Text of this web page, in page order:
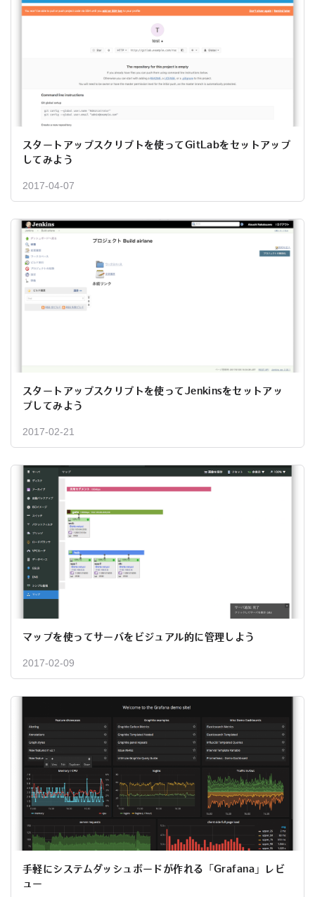
スタートアップスクリプトを使ってGitLabをセットアップ
してみよう
2017-04-07
スタートアップスクリプトを使ってJenkinsをセットアッ
プしてみよう
2017-02-21
マップを使ってサーバをビジュアル的に管理しよう
2017-02-09
手軽にシステムダッシュボードが作れる「Grafana」レビ
ュー